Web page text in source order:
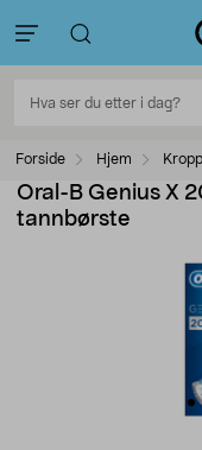
Forside Hjem
Oral-B Genius X
tannbørste